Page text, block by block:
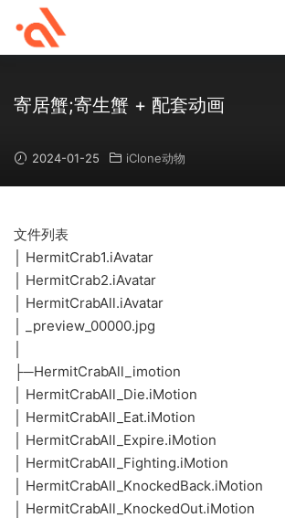
寄居蟹;寄生蟹 + 配套动画
2024-01-25 iClone动物
文件列表
│ HermitCrab1.iAvatar
│ HermitCrab2.iAvatar
│ HermitCrabAll.iAvatar
│ _preview_00000.jpg
├─HermitCrabAll_imotion
│ HermitCrabAll_Die.iMotion
│ HermitCrabAll_Eat.iMotion
│ HermitCrabAll_Expire.iMotion
│ HermitCrabAll_Fighting.iMotion
│ HermitCrabAll_KnockedBack.iMotion
│ HermitCrabAll_KnockedOut.iMotion